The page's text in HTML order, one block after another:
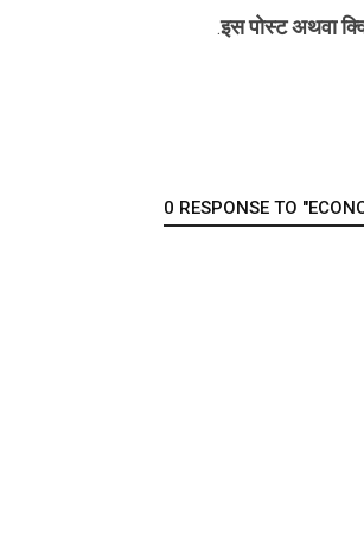
.इस पोस्ट अथवा
0 RESPONSE TO